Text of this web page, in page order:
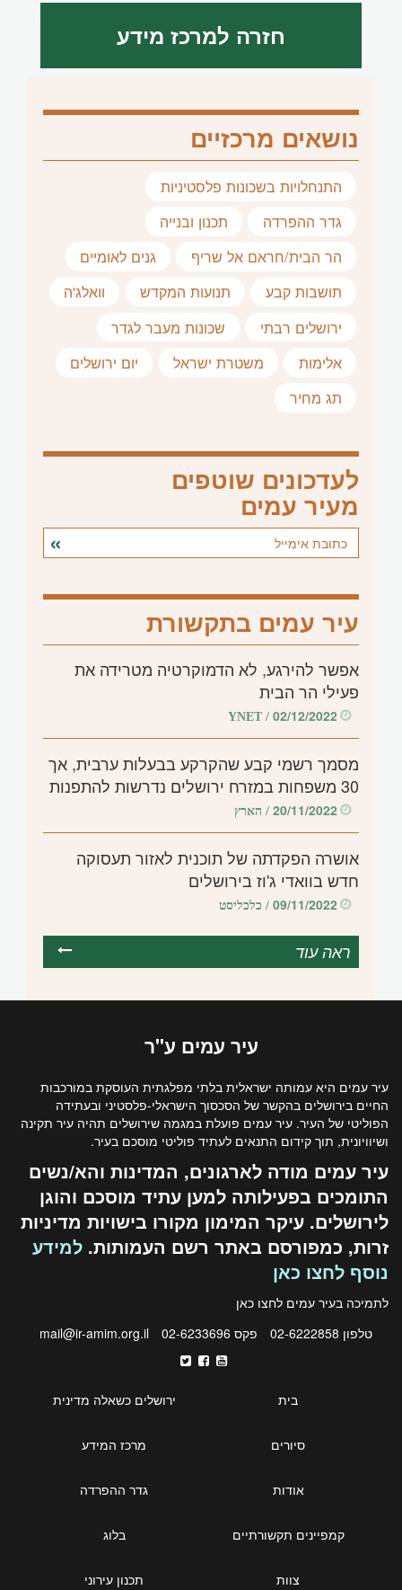
חזרה למרכז מידע
נושאים מרכזיים
התנחלויות בשכונות פלסטיניות
גדר ההפרדה
תכנון ובנייה
הר הבית/חראם אל שריף
גנים לאומיים
תושבות קבע
תנועות המקדש
וואלג'ה
ירושלים רבתי
שכונות מעבר לגדר
אלימות
משטרת ישראל
יום ירושלים
תג מחיר
לעדכונים שוטפים
מעיר עמים
עיר עמים בתקשורת
אפשר להירגע, לא הדמוקרטיה מטרידה את
פעילי הר הבית
02/12/2022
/ YNET
מסמך רשמי קבע שהקרקע בבעלות ערבית, אך
30 משפחות במזרח ירושלים נדרשות להתפנות
20/11/2022/ הארץ
אושרה הפקדתה של תוכנית לאזור תעסוקה
חדש בוואדי ג'וז בירושלים
09/11/2022/ כלכליסט
ראה עוד
עיר עמים ע"ר
עיר עמים היא עמותה ישראלית בלתי מפלגתית העוסקת במורכבות
החיים בירושלים בהקשר של הסכסוך הישראלי-פלסטיני ובעתידה
הפוליטי של העיר. עיר עמים פועלת במגמה שירושלים תהיה עיר תקינה
ושיוויונית, תוך קידום התנאים לעתיד פוליטי מוסכם בעיר.
עיר עמים מודה לארגונים, המדינות והא/נשים
התומכים בפעילותה למען עתיד מוסכם והוגן
לירושלים. עיקר המימון מקורו בישויות מדיניות
זרות, כמפורסם באתר רשם העמותות. למידע
נוסף לחצו כאן
לתמיכה בעיר עמים לחצו כאן
טלפון 02-6222858
פקס 02-6233696 mail@ir-amim.org.il
בית ירושלים כשאלה מדינית
סיורים מרכז המידע
אודות גדר ההפרדה
קמפיינים תקשורתיים בלוג
צוות תכנון עירוני